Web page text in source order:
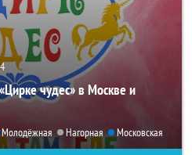
чудес» в Москве и
Молодёжная Нагорная Московская